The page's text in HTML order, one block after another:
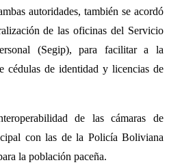
autoridades, también se acordó
de las oficinas del Servicio
(Segip), para facilitar a la
cédulas de identidad y licencias de
de las cámaras de
con las de la Policía Boliviana
la población paceña.